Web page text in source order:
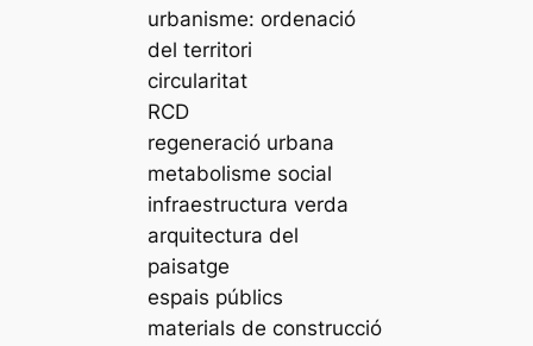
urbanisme: ordenació
del territori
circularitat
RCD
regeneració urbana
metabolisme social
infraestructura verda
arquitectura del
paisatge
espais públics
materials de construcció